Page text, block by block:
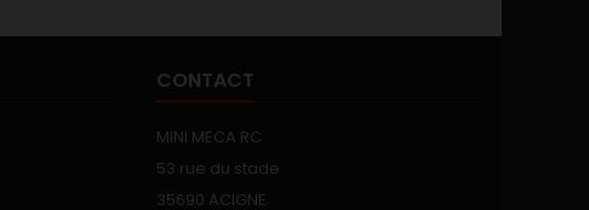
CONTACT
MINI MECA RC
53 rue du stade
35690 ACIGNE